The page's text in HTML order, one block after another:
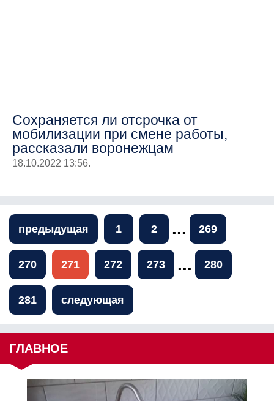
Сохраняется ли отсрочка от
мобилизации при смене работы,
рассказали воронежцам
18.10.2022 13:56.
предыдущая 1 2 ... 269
270 271 272 273 ... 280
281 следующая
ГЛАВНОЕ